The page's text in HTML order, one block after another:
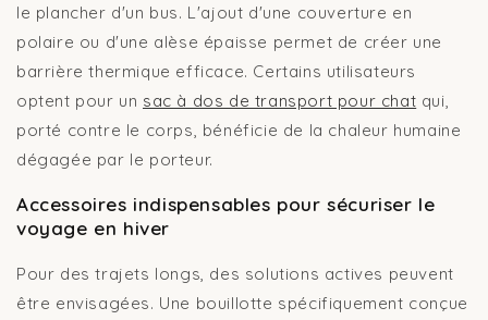
le plancher d'un bus. L'ajout d'une couverture en
polaire ou d'une alèse épaisse permet de créer une
barrière thermique efficace. Certains utilisateurs
optent pour un sac à dos de transport pour chat qui,
porté contre le corps, bénéficie de la chaleur humaine
dégagée par le porteur.
Accessoires indispensables pour sécuriser le
voyage en hiver
Pour des trajets longs, des solutions actives peuvent
être envisagées. Une bouillotte spécifiquement conçue